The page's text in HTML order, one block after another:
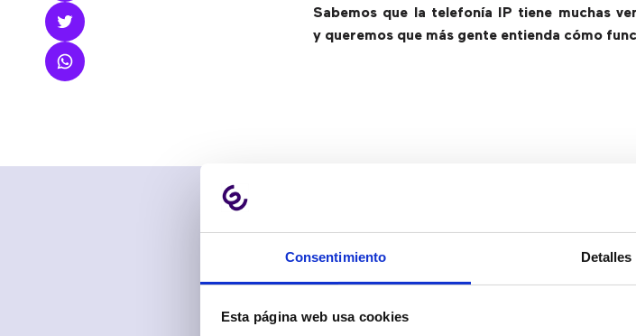
Consentimiento Detalles
Esta página web usa cookies
Sabemos que la telefonía IP tiene muchas
y queremos que más gente entienda cómo